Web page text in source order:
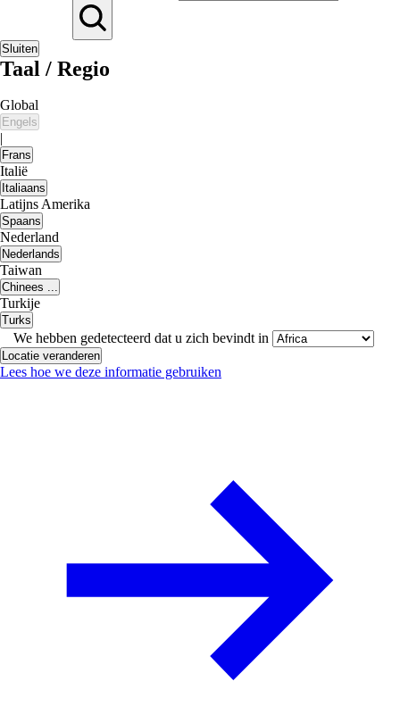
Sluiten
Taal / Regio
Global
Engels
|
Frans
Italië
Italiaans
Latijns Amerika
Spaans
Nederland
Nederlands
Taiwan
Chinees ...
Turkije
Turks
We hebben gedetecteerd dat u zich bevindt in
Locatie veranderen
Lees hoe we deze informatie gebruiken